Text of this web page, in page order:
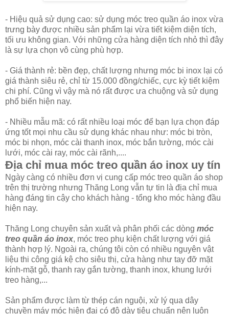
- Hiệu quả sử dụng cao: sử dụng móc treo quần áo inox vừa
trưng bày được nhiều sản phẩm lại vừa tiết kiệm diện tích,
tối ưu không gian. Với những cửa hàng diện tích nhỏ thì đây
là sự lựa chọn vô cùng phù hợp.
- Giá thành rẻ: bền đẹp, chất lượng nhưng móc bi inox lại có
giá thành siêu rẻ, chỉ từ 15.000 đồng/chiếc, cực kỳ tiết kiệm
chi phí. Cũng vì vậy mà nó rất được ưa chuộng và sử dụng
phổ biến hiện nay.
- Nhiều mẫu mã: có rất nhiều loại móc để bạn lựa chọn đáp
ứng tốt mọi nhu cầu sử dụng khác nhau như: móc bi tròn,
móc bi nhọn, móc cài thanh inox, móc bắn tường, móc cài
lưới, móc cài ray, móc cài rãnh,....
Địa chỉ mua móc treo quần áo inox uy tín
Ngày càng có nhiều đơn vị cung cấp móc treo quần áo shop
trên thị trường nhưng Thăng Long vẫn tự tin là địa chỉ mua
hàng đáng tin cậy cho khách hàng - tổng kho móc hàng đầu
hiện nay.
Thăng Long chuyên sản xuất và phân phối các dòng móc
treo quần áo inox, móc treo phụ kiện chất lượng với giá
thành hợp lý. Ngoài ra, chúng tôi còn có nhiều nguyên vật
liệu thi công giá kệ cho siêu thị, cửa hàng như tay đỡ mặt
kính-mặt gỗ, thanh ray gắn tường, thanh inox, khung lưới
treo hàng,...
Sản phẩm được làm từ thép cán nguội, xử lý qua dây
chuyền máy móc hiện đại có độ dày tiêu chuẩn nên luôn